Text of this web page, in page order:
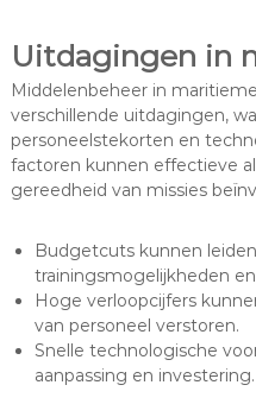
Uitdagingen in
Middelenbeheer in
verschillende uitdagingen,
personeelstekorten en
factoren kunnen effectieve
gereedheid van missies
Budgetcuts kunnen
trainingsmogelijkheden
Hoge verloopcijfers
van personeel verstoren.
Snelle technologische
aanpassing en investering.